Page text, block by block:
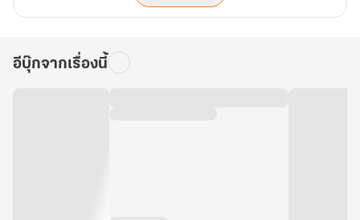
อีบุ๊กจากเรื่องนี้